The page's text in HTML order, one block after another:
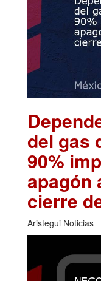
del gas
90%
apagón
cierre
Aristegui Noticias